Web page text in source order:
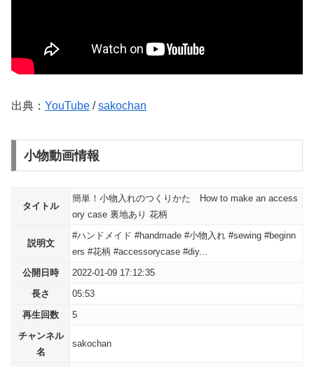
出典： YouTube /sakochan
小物動画情報
タイトル
簡単！小物入れのつくりかた How to make an access
ory case 裏地あり 花柄
説明文
#ハンドメイド #handmade #小物入れ #sewing #beginn
ers #花柄 #accessorycase #diy...
公開日時
2022-01-09 17:12:35
長さ
05:53
再生回数
5
チャンネル
名
sakochan